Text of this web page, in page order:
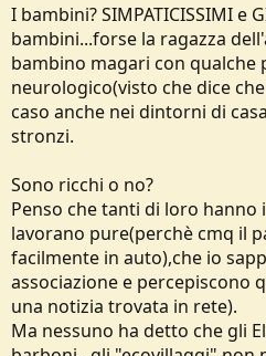
I bambini? SIMPATICISSIMI e
bambini...forse la ragazza
bambino magari con qualche
neurologico(visto che dice
caso anche nei dintorni di
stronzi.
Sono ricchi o no?
Penso che tanti di loro
lavorano pure(perchè cmq il
facilmente in auto),che io
associazione e percepiscono
una notizia trovata in rete).
Ma nessuno ha detto che gli